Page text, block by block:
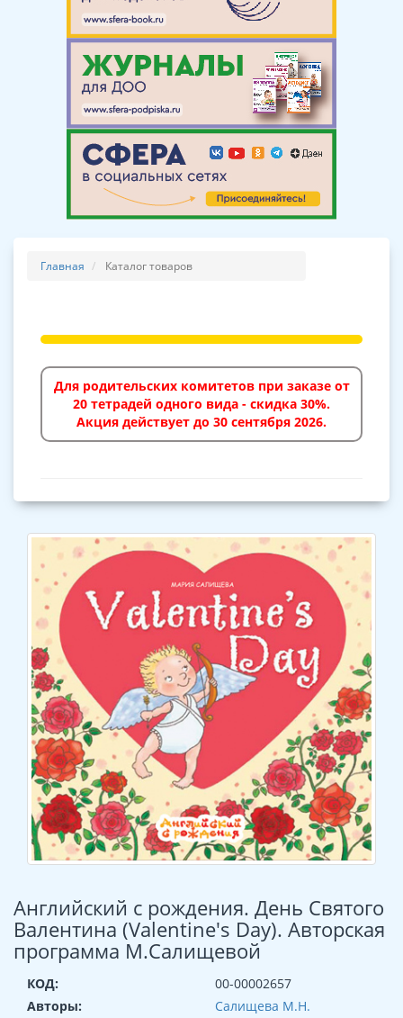
Главная Каталог товаров
Для родительских комитетов при заказе от
20 тетрадей одного вида - скидка 30%.
Акция действует до 30 сентября 2026.
Английский с рождения. День Святого
Валентина (Valentine's Day). Авторская
программа М.Салищевой
КОД:
00-00002657
Авторы:
Салищева М.Н.